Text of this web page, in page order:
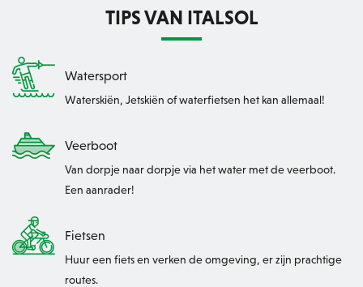
TIPS VAN ITALSOL
Watersport
Waterskiën, Jetskiën of waterfietsen het kan allemaal!
Veerboot
Van dorpje naar dorpje via het water met de veerboot.
Een aanrader!
Fietsen
Huur een fiets en verken de omgeving, er zijn prachtige
routes.